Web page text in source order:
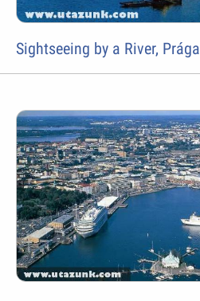
Sightseeing by a River, Prága